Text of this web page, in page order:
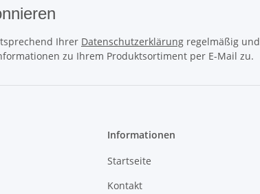
Ihrer Datenschutzerklärung regelmäßig und
zu Ihrem Produktsortiment per E-Mail zu.
Informationen
Startseite
Kontakt